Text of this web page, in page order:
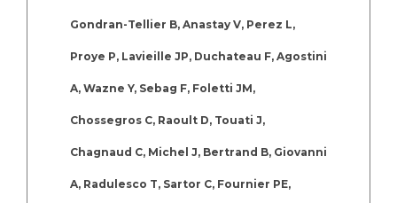
Gondran-Tellier B, Anastay V, Perez L,
Proye P, Lavieille JP, Duchateau F, Agostini
A, Wazne Y, Sebag F, Foletti JM,
Chossegros C, Raoult D, Touati J,
Chagnaud C, Michel J, Bertrand B, Giovanni
A, Radulesco T, Sartor C, Fournier PE,